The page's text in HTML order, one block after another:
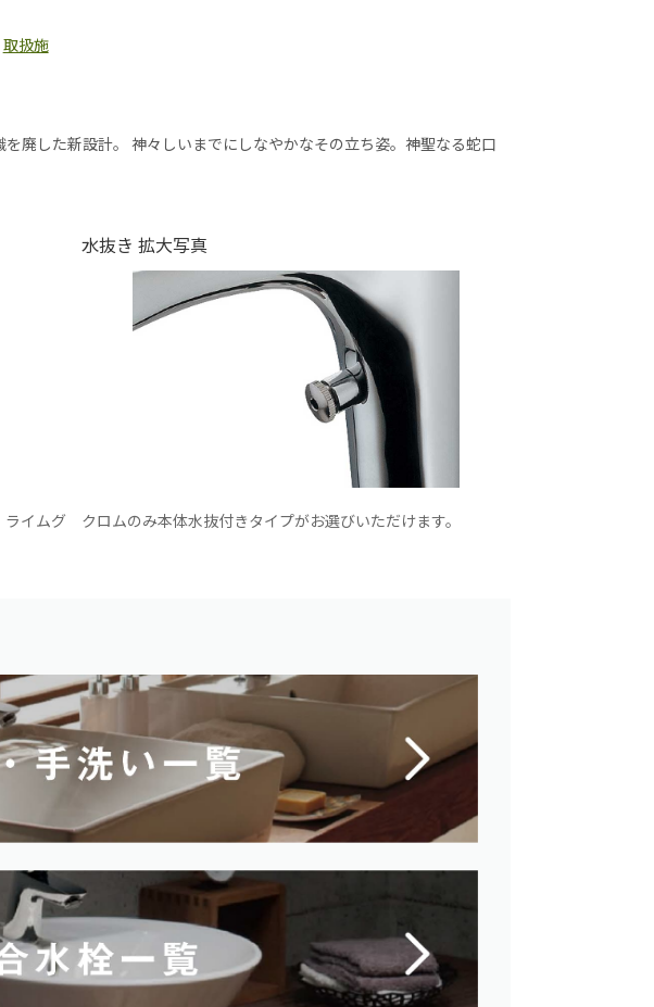
取扱施
廃した新設計。 神々しいまでにしなやかなその立ち姿。神聖なる蛇口
ライムグ
水抜き 拡大写真
クロムのみ本体水抜付きタイプがお選びいただけます。